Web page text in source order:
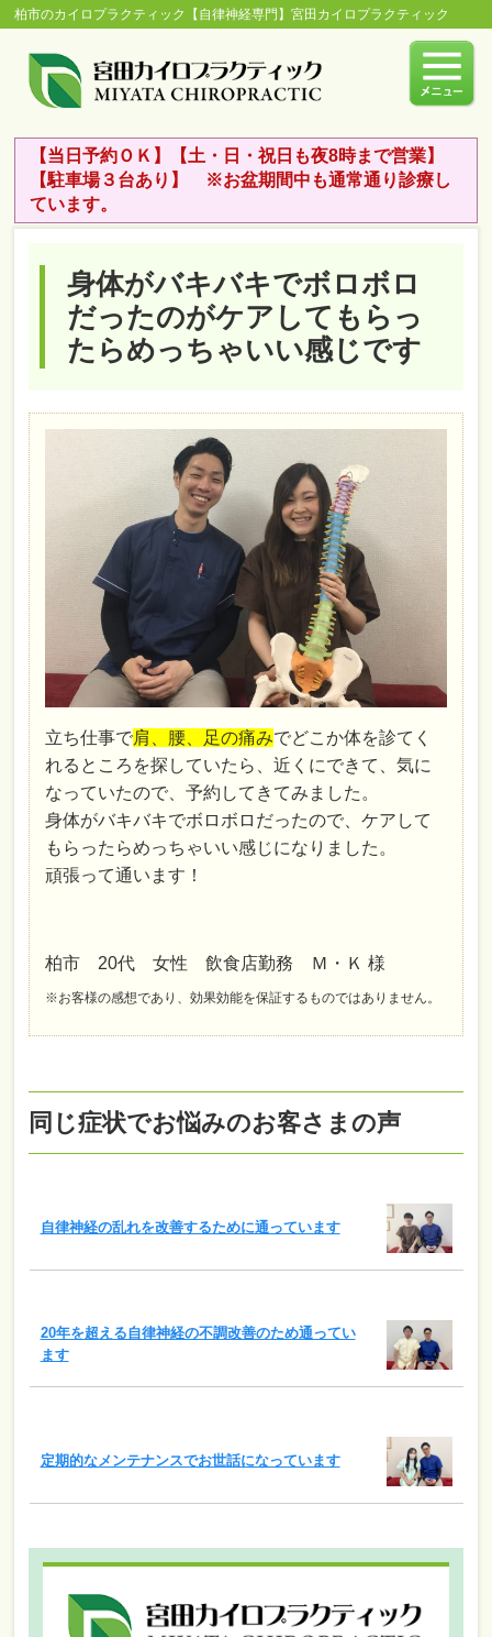
柏市のカイロプラクティック【自律神経専門】宮田カイロプラクティック
【当日予約ＯＫ】【土・日・祝日も夜8時まで営業】
【駐車場３台あり】 ※お盆期間中も通常通り診療し
ています。
身体がバキバキでボロボロ
だったのがケアしてもらっ
たらめっちゃいい感じです
立ち仕事で肩、腰、足の痛みでどこか体を診てく
れるところを探していたら、近くにできて、気に
なっていたので、予約してきてみました。
身体がバキバキでボロボロだったので、ケアして
もらったらめっちゃいい感じになりました。
頑張って通います！
柏市 20代 女性 飲食店勤務 Ｍ・Ｋ 様
※お客様の感想であり、効果効能を保証するものではありません。
同じ症状でお悩みのお客さまの声
自律神経の乱れを改善するために通っています
20年を超える自律神経の不調改善のため通ってい
ます
定期的なメンテナンスでお世話になっています